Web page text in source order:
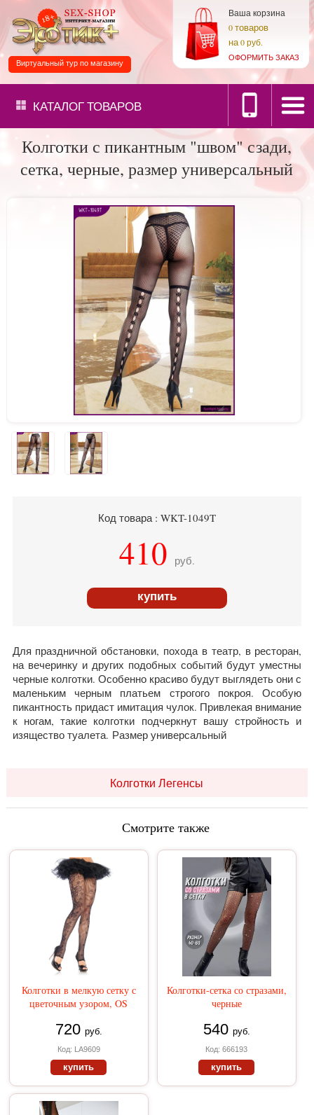
Ваша корзина
0товаров
на0 руб.
ОФОРМИТЬ ЗАКАЗ
Виртуальный тур по магазину
КАТАЛОГТОВАРОВ
Колготки с пикантным "швом" сзади,
сетка, черные, размер универсальный
Код товара : WKT-1049T
410 руб.
купить
Для праздничной обстановки, похода в театр, в ресторан,
на вечеринку и других подобных событий будут уместны
черные колготки. Особенно красиво будут выглядеть они с
маленьким черным платьем строгого покроя. Особую
пикантность придаст имитация чулок. Привлекая внимание
к ногам, такие колготки подчеркнут вашу стройность и
изящество туалета. Размер универсальный
Колготки Легенсы
Смотрите также
Колготки в мелкую сетку с
цветочным узором, OS
720 руб.
Код: LA9609
купить
Колготки-сетка со стразами,
черные
540 руб.
Код: 666193
купить